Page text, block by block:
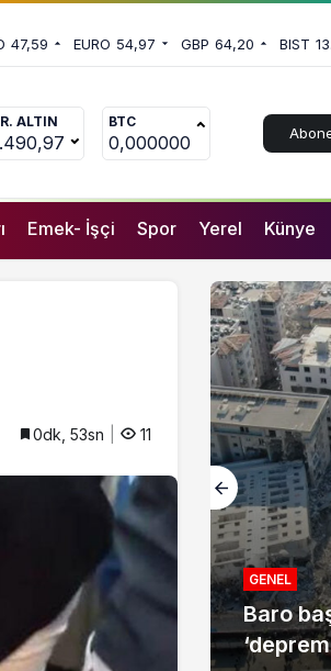
47,59 EURO 54,97 GBP 64,20 BIST
ALTIN BTC
0,000000
Emek- İşçi Spor Yerel Künye
0dk, 53sn 11
vekili
suçlanan
gelip
GENEL
Baro